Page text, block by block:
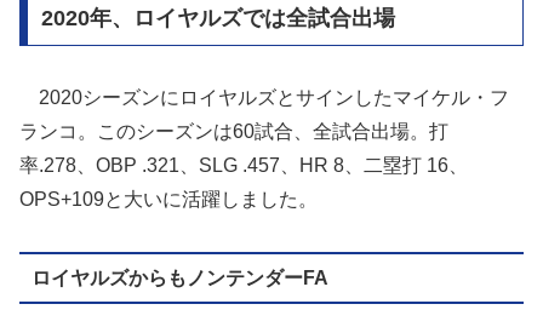
2020年、ロイヤルズでは全試合出場
2020シーズンにロイヤルズとサインしたマイケル・フ
ランコ。このシーズンは60試合、全試合出場。打
率.278、OBP .321、SLG .457、HR 8、二塁打 16、
OPS+109と大いに活躍しました。
ロイヤルズからもノンテンダーFA